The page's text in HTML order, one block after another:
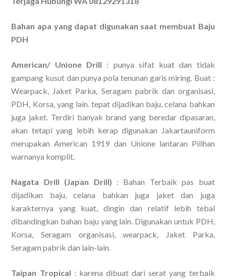
Bahan apa yang dapat digunakan saat membuat Baju
PDH
American/ Unione Drill : punya sifat kuat dan tidak
gampang kusut dan punya pola tenunan garis miring. Buat :
Wearpack, Jaket Parka, Seragam pabrik dan organisasi,
PDH, Korsa, yang lain. tepat dijadikan baju, celana bahkan
juga jaket. Terdiri banyak brand yang beredar dipasaran,
akan tetapi yang lebih kerap digunakan Jakartauniform
merupakan American 1919 dan Unione lantaran Pilihan
warnanya komplit.
Nagata Drill (Japan Drill) : Bahan Terbaik pas buat
dijadikan baju, celana bahkan juga jaket dan juga
karakternya yang kuat, dingin dan relatif lebih tebal
dibandingkan bahan baju yang lain. Digunakan untuk PDH,
Korsa, Seragam organisasi, wearpack, Jaket Parka,
Seragam pabrik dan lain-lain.
Taipan Tropical : karena dibuat dari serat yang terbaik